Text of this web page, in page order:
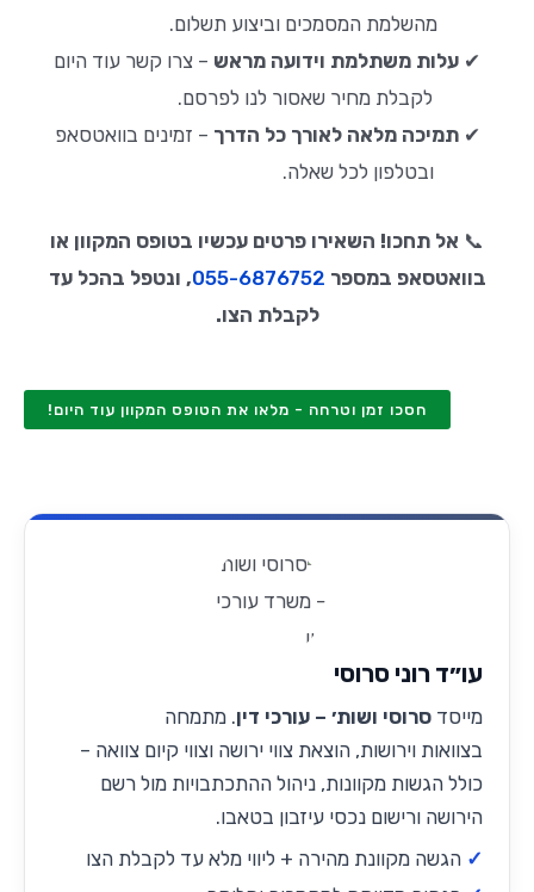
מהשלמת המסמכים וביצוע תשלום.
✔ עלות משתלמת וידועה מראש – צרו קשר עוד היום
לקבלת מחיר שאסור לנו לפרסם.
✔תמיכה מלאה לאורך כל הדרך – זמינים בוואטסאפ
ובטלפון לכל שאלה.
📞 אל תחכו! השאירו פרטים עכשיו בטופס המקוון או
בוואטסאפ במספר 055-6876752, ונטפל בהכל עד
לקבלת הצו.
חסכו זמן וטרחה - מלאו את הטופס המקוון עוד היום!
עו״ד רוני סרוסי
מייסד סרוסי ושות׳ – עורכי דין. מתמחה
בצוואות וירושות, הוצאת צווי ירושה וצווי קיום צוואה –
כולל הגשות מקוונות, ניהול ההתכתבויות מול רשם
הירושה ורישום נכסי עיזבון בטאבו.
הגשה מקוונת מהירה + ליווי מלא עד לקבלת הצו